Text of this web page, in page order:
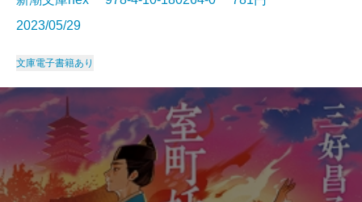
2023/05/29
文庫電子書籍あり